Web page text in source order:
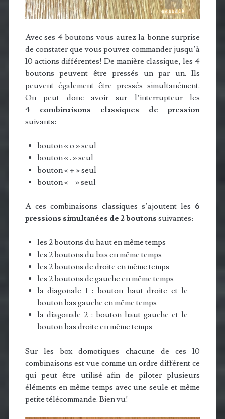
Avec ses 4 boutons vous aurez la bonne surprise
de constater que vous pouvez commander jusqu’à
10 actions différentes! De manière classique, les 4
boutons peuvent être pressés un par un. Ils
peuvent également être pressés simultanément.
On peut donc avoir sur l’interrupteur les
4 combinaisons classiques de pression
suivants:
bouton « o » seul
bouton « . » seul
bouton « + » seul
bouton « – » seul
A ces combinaisons classiques s’ajoutent les 6
pressions simultanées de 2 boutons suivantes:
les 2 boutons du haut en même temps
les 2 boutons du bas en même temps
les 2 boutons de droite en même temps
les 2 boutons de gauche en même temps
la diagonale 1 : bouton haut droite et le
bouton bas gauche en même temps
la diagonale 2 : bouton haut gauche et le
bouton bas droite en même temps
Sur les box domotiques chacune de ces 10
combinaisons est vue comme un ordre différent ce
qui peut être utilisé afin de piloter plusieurs
éléments en même temps avec une seule et même
petite télécommande. Bien vu!